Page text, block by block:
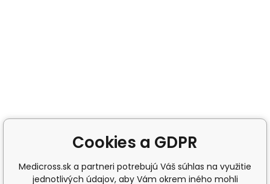
Cookies a GDPR
Medicross.sk a partneri potrebujú Váš súhlas na využitie
jednotlivých údajov, aby Vám okrem iného mohli